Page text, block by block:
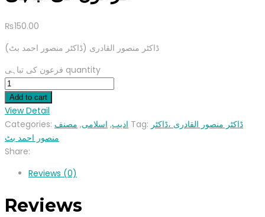
₨150.00
(ڈاکٹر منصور القادری (ڈاکٹر منصور احمد بٹ
فرعون کی تباہی quantity
Add to cart
View Detail
Categories:
ادیب, اسلامی, مصنف Tag: ڈاکٹر منصور القادری ،ڈاکٹر
منصور احمد بٹ
Share:
Reviews (0)
Reviews